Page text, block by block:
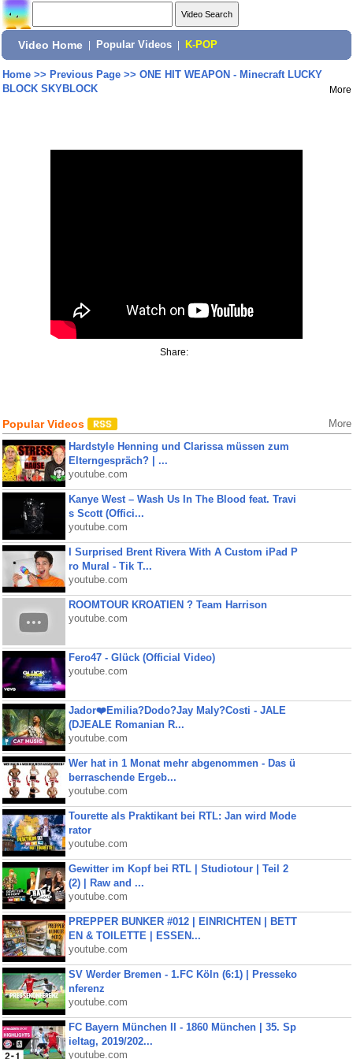
Video Home Popular Videos K-POP
Home>> Previous Page>> ONE HIT WEAPON - Minecraft LUCKY
BLOCK SKYBLOCK
More
Share:
Popular Videos More
Hardstyle Henning und Clarissa müssen zum
Elterngespräch? | ...
youtube.com
Kanye West – Wash Us In The Blood feat. Travi
s Scott (Offici...
youtube.com
I Surprised Brent Rivera With A Custom iPad P
ro Mural - Tik T...
youtube.com
ROOMTOUR KROATIEN ? Team Harrison
youtube.com
Fero47 - Glück (Official Video)
youtube.com
Jador❤️Emilia?Dodo?Jay Maly?Costi - JALE
(DJEALE Romanian R...
youtube.com
Wer hat in 1 Monat mehr abgenommen - Das ü
berraschende Ergeb...
youtube.com
Tourette als Praktikant bei RTL: Jan wird Mode
rator
youtube.com
Gewitter im Kopf bei RTL | Studiotour | Teil 2
(2) | Raw and ...
youtube.com
PREPPER BUNKER #012 | EINRICHTEN | BETT
EN & TOILETTE | ESSEN...
youtube.com
SV Werder Bremen - 1.FC Köln (6:1) | Presseko
nferenz
youtube.com
FC Bayern München II - 1860 München | 35. Sp
ieltag, 2019/202...
youtube.com